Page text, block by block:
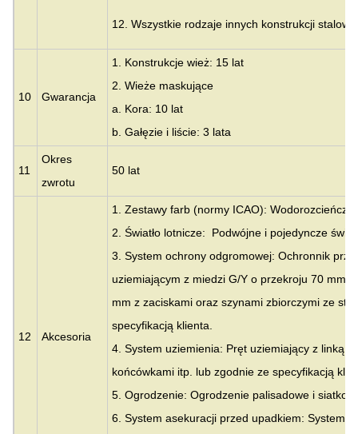
12. Wszystkie rodzaje innych konstrukcji
10 Gwarancja
1. Konstrukcje wież: 15 lat
2. Wieże maskujące
a. Kora: 10 lat
b. Gałęzie i liście: 3 lata
11
Okres
zwrotu
50 lat
12 Akcesoria
1. Zestawy farb (normy ICAO):
2. Światło lotnicze: Podwójne i pojedyncze
3. System ochrony odgromowej: Ochronnik
uziemiającym z miedzi G/Y o przekroju 70 mm2
mm z zaciskami oraz szynami zbiorczymi ze
specyfikacją klienta.
4. System uziemienia: Pręt uziemiający z linką
końcówkami itp. lub zgodnie ze specyfikacją
5. Ogrodzenie: Ogrodzenie palisadowe i
6. System asekuracji przed upadkiem: System